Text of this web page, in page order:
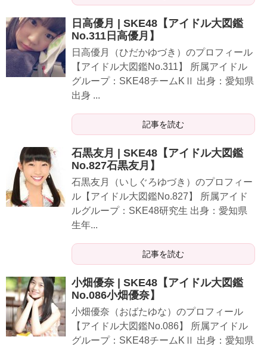
日高優月 | SKE48【アイドル大図鑑
No.311日高優月】
日高優月（ひだかゆづき）のプロフィール
【アイドル大図鑑No.311】 所属アイドル
グループ：SKE48チームKⅡ 出身：愛知県
出身 ...
記事を読む
石黒友月 | SKE48【アイドル大図鑑
No.827石黒友月】
石黒友月（いしぐろゆづき）のプロフィー
ル【アイドル大図鑑No.827】 所属アイド
ルグループ：SKE48研究生 出身：愛知県
生年...
記事を読む
小畑優奈 | SKE48【アイドル大図鑑
No.086小畑優奈】
小畑優奈（おばたゆな）のプロフィール
【アイドル大図鑑No.086】 所属アイドル
グループ：SKE48チームKⅡ 出身：愛知県